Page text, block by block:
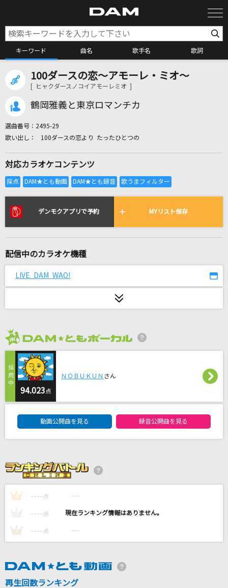
キーワード 曲名 歌手名 歌詞
カラオケ検索
全国りれき
リアルタイムで歌われている曲の一覧
瀬戸の花嫁
[生音]小さな恋のうた
DREAMS COME TRUE
[生音]さそり座の女
bloodYhell.
CVLTE
白金ディスコ
阿良々木月火(井口裕香)
奏(かなで)
スキマスイッチ
シルシ
[生音]街角トワイライト
100ダースの恋～アモーレ・ミオ～
[ ヒャクダースノコイアモーレミオ ]
鶴岡雅義と東京ロマンチカ
選曲番号： 2495-29
100ダースの恋より たったひとつの
対応カラオケコンテンツ
デンモクアプリで予約 MYリスト保存
配信中のカラオケ機種
LIVE DAM WAO!
94.023点
ＮＯＢＵＫＵＮ さん
動画公開曲を見る 録音公開曲を見る
1 ---- 点 ----
---- 点 ----
3 ---- 点 ----
再生回数ランキング